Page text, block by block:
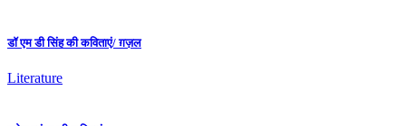
डॉ एम डी सिंह की कविताएं/ ग़ज़ल
Literature